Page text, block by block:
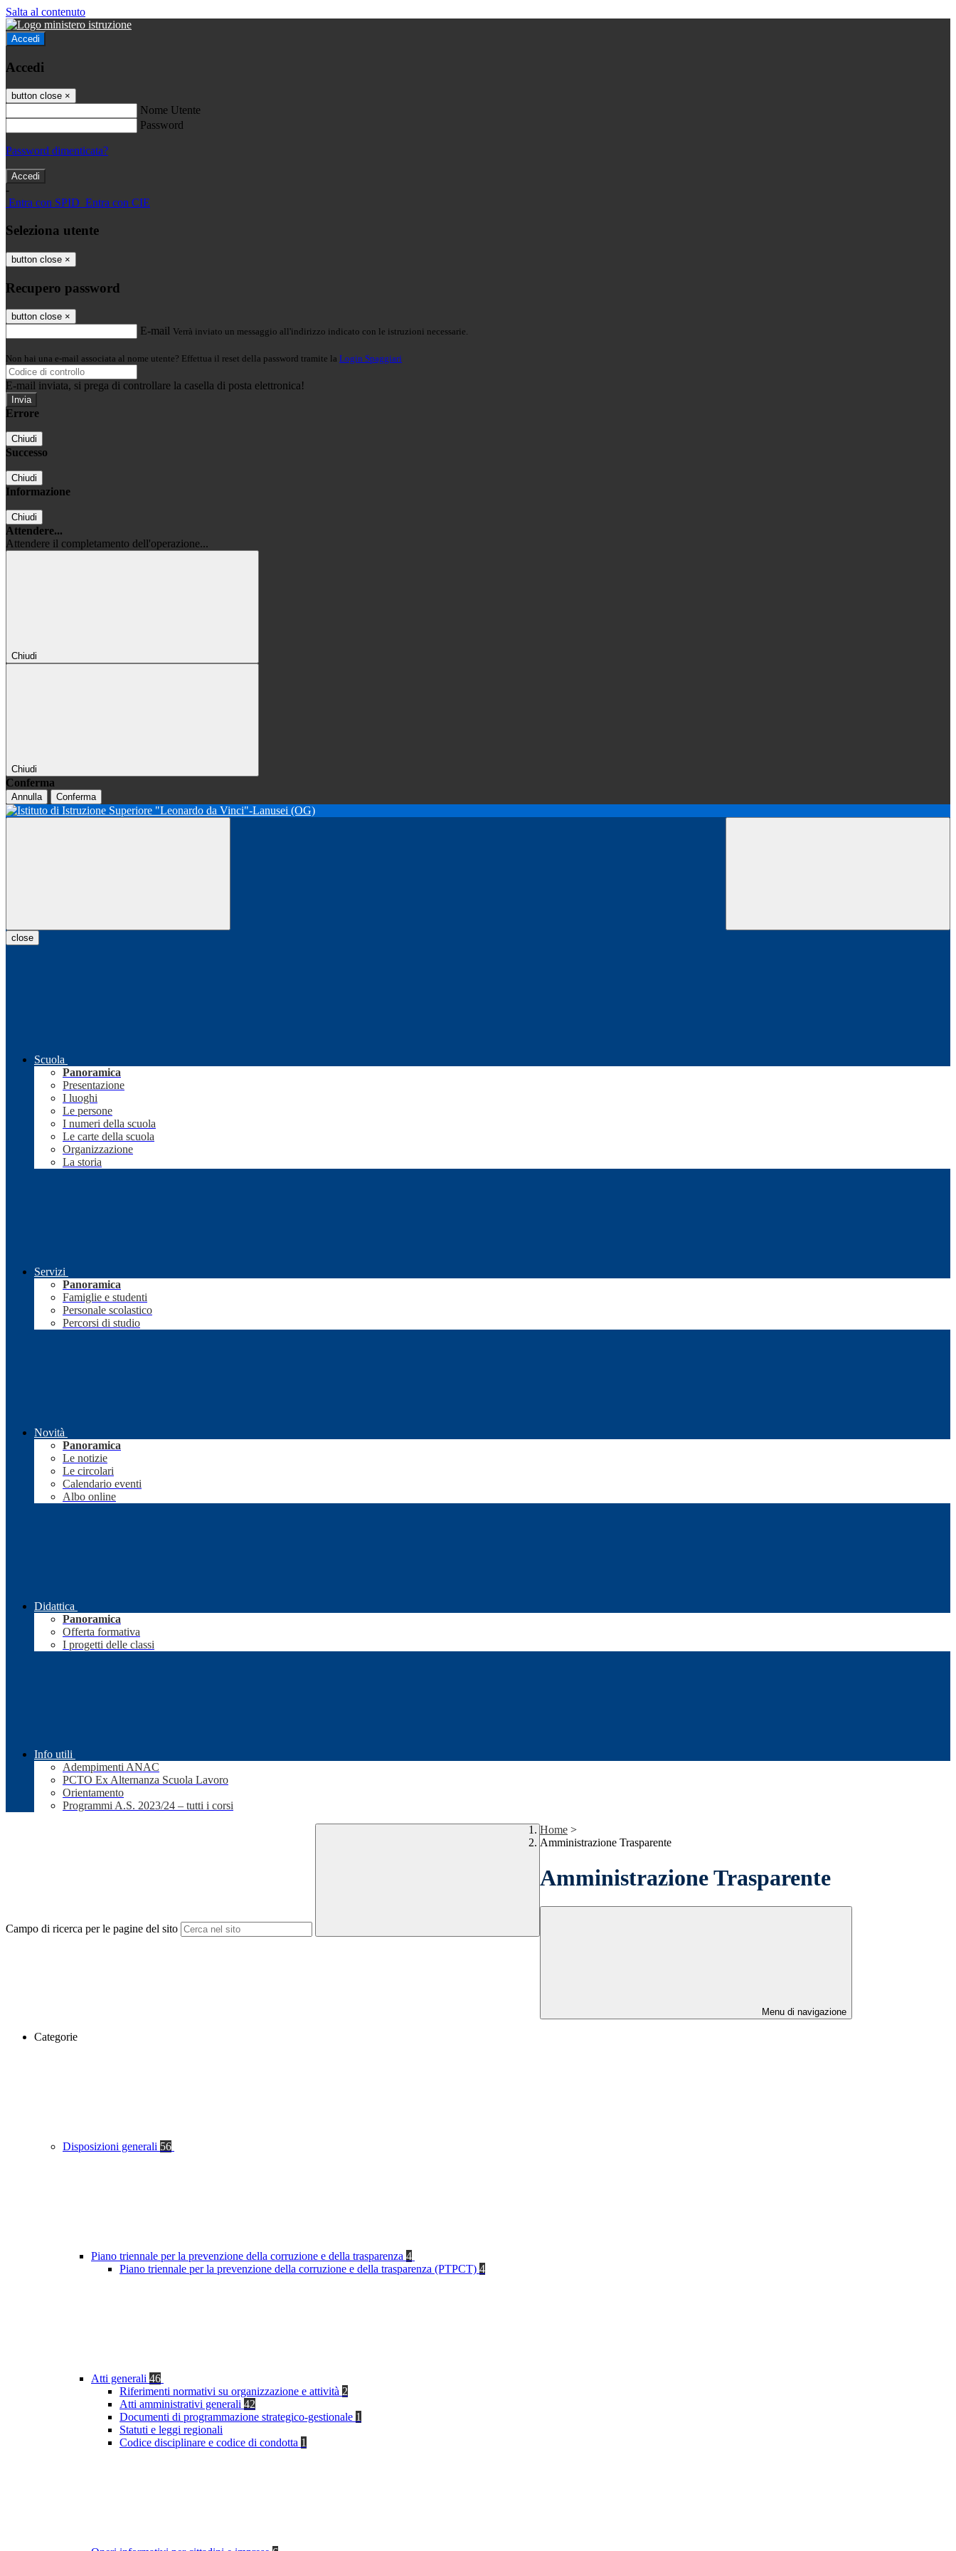
Salta al contenuto
Accedi
Accedi
button close ×
Nome Utente
Password
Password dimenticata?
-
Entra con SPID Entra con CIE
Seleziona utente
button close ×
Recupero password
button close ×
E-mail Verrà inviato un messaggio all'indirizzo indicato con le istruzioni necessarie.
Non hai una e-mail associata al nome utente? Effettua il reset della password tramite la Login Spaggiari
E-mail inviata, si prega di controllare la casella di posta elettronica!
Errore
Chiudi
Successo
Chiudi
Informazione
Chiudi
Attendere...
Attendere il completamento dell'operazione...
Chiudi
Chiudi
Conferma
Annulla Conferma
close
Scuola
Panoramica
Presentazione
I luoghi
Le persone
I numeri della scuola
Le carte della scuola
Organizzazione
La storia
Servizi
Panoramica
Famiglie e studenti
Personale scolastico
Percorsi di studio
Novità
Panoramica
Le notizie
Le circolari
Calendario eventi
Albo online
Didattica
Panoramica
Offerta formativa
I progetti delle classi
Info utili
Adempimenti ANAC
PCTO Ex Alternanza Scuola Lavoro
Orientamento
Programmi A.S. 2023/24 – tutti i corsi
Campo di ricerca per le pagine del sito
Home >
Amministrazione Trasparente
Amministrazione Trasparente
Menu di navigazione
Categorie
Disposizioni generali 56
Piano triennale per la prevenzione della corruzione e della trasparenza 4
Piano triennale per la prevenzione della corruzione e della trasparenza (PTPCT) 4
Atti generali 46
Riferimenti normativi su organizzazione e attività 2
Atti amministrativi generali 42
Documenti di programmazione strategico-gestionale 1
Statuti e leggi regionali
Codice disciplinare e codice di condotta 1